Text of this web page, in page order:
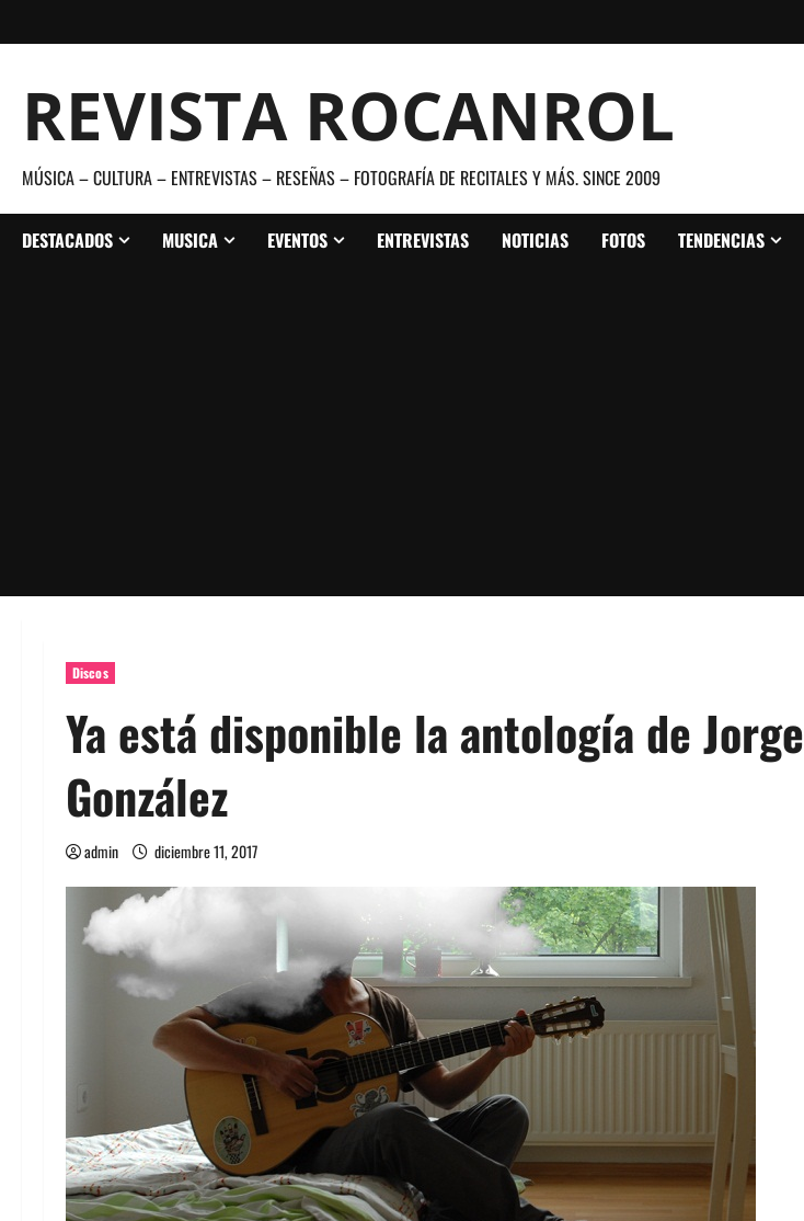
al
REVISTA ROCANROL
MÚSICA – CULTURA – ENTREVISTAS – RESEÑAS – FOTOGRAFÍA DE RECITALES Y MÁS. SINCE 2009
DESTACADOS MUSICA EVENTOS ENTREVISTAS NOTICIAS FOTOS TENDENCIAS
Discos
Ya está disponible la antología de Jorge
González
admin diciembre 11, 2017